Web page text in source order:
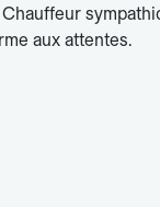
aux attentes.